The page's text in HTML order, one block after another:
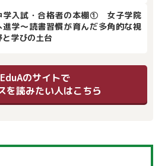
学入試・合格者の本棚① 女子学院
進学～読書習慣が育んだ多角的な視
と学びの土台
EduAのサイトで
を読みたい人はこちら